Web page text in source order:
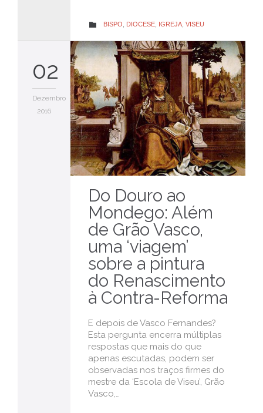
 CATEGORY
BISPO DIOCESE IGREJA VISEU
02
Dezembro
2016
Do Douro ao
Mondego: Além
de Grão Vasco,
uma ‘viagem’
sobre a pintura
do Renascimento
à Contra-Reforma
E depois de Vasco Fernandes?
Esta pergunta encerra múltiplas
respostas que mais do que
apenas escutadas, podem ser
observadas nos traços firmes do
mestre da ‘Escola de Viseu’, Grão
Vasco,…